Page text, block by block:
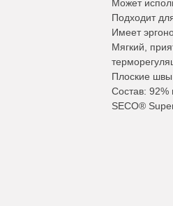
Может
Подходит
Имеет
Мягкий,
Плоские
Состав: 92%
SECO®